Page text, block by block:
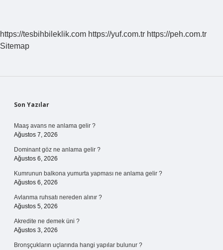
Mı
https://tesbihbileklik.com https://yuf.com.tr https://peh.com.tr
Sitemap
Sidebar
Son Yazılar
Maaş avans ne anlama gelir ?
Ağustos 7, 2026
Dominant göz ne anlama gelir ?
Ağustos 6, 2026
Kumrunun balkona yumurta yapması ne anlama gelir ?
Ağustos 6, 2026
Avlanma ruhsatı nereden alınır ?
Ağustos 5, 2026
Akredite ne demek üni ?
Ağustos 3, 2026
Bronşçukların uçlarında hangi yapılar bulunur ?